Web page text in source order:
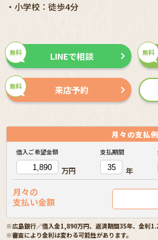
・小学校：徒歩4分
無料
無料 LINEで相談
無料 来店予約
月々の支払例
借入ご希望金額
万円
支払期間
年
月々の
支払い金額
※広島銀行／借入金1,890万円、返済期間35年、金利
※審査により金利は変わる可能性があります。